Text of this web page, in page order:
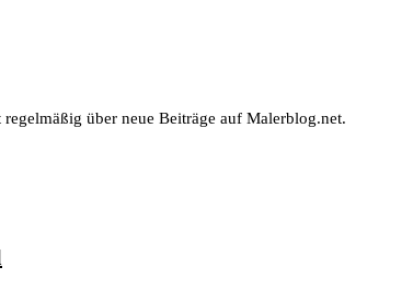
über neue Beiträge auf Malerblog.net.